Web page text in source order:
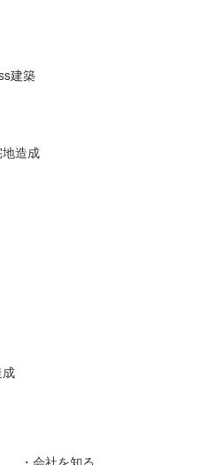
建築
造成